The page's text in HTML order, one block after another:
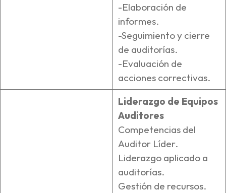
-Elaboración de
informes.
-Seguimiento y cierre
de auditorías.
-Evaluación de
acciones correctivas.
Liderazgo de Equipos
Auditores
Competencias del
Auditor Líder.
Liderazgo aplicado a
auditorías.
Gestión de recursos.